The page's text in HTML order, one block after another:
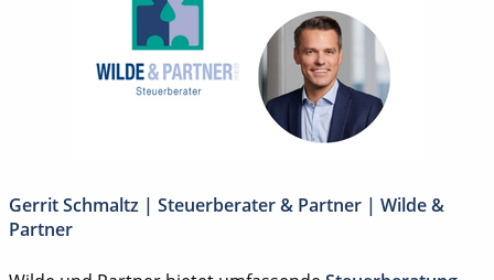
Gerrit Schmaltz | Steuerberater & Partner | Wilde &
Partner